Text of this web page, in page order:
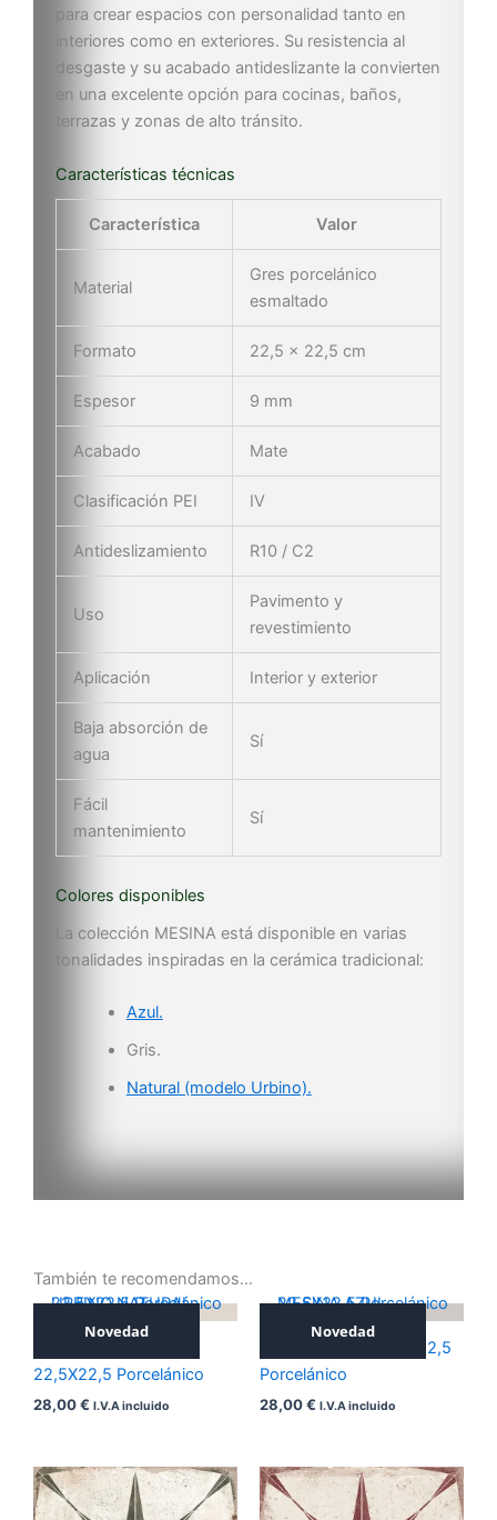
para crear espacios con personalidad tanto en
interiores como en exteriores. Su resistencia al
desgaste y su acabado antideslizante la convierten
en una excelente opción para cocinas, baños,
terrazas y zonas de alto tránsito.
Características técnicas
Característica Valor
Material
Gres porcelánico
esmaltado
Formato 22,5 × 22,5 cm
Espesor 9 mm
Acabado Mate
Clasificación PEI IV
Antideslizamiento R10 / C2
Uso
Pavimento y
revestimiento
Aplicación Interior y exterior
Baja absorción de
agua
Sí
Fácil
mantenimiento
Sí
Colores disponibles
La colección MESINA está disponible en varias
tonalidades inspiradas en la cerámica tradicional:
Azul.
Gris.
Natural (modelo Urbino).
También te recomendamos…
Novedad
22,5X22,5 Porcelánico
28,00€ I.V.A incluido
Novedad
MESINA AZUL 22,5X22,5
Porcelánico
28,00€ I.V.A incluido